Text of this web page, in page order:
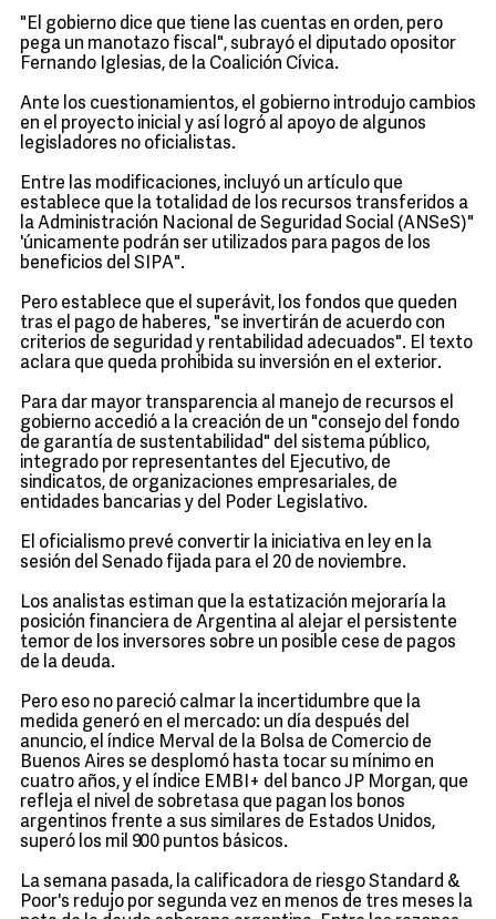
"El gobierno dice que tiene las cuentas en orden, pero
pega un manotazo fiscal", subrayó el diputado opositor
Fernando Iglesias, de la Coalición Cívica.
Ante los cuestionamientos, el gobierno introdujo cambios
en el proyecto inicial y así logró al apoyo de algunos
legisladores no oficialistas.
Entre las modificaciones, incluyó un artículo que
establece que la totalidad de los recursos transferidos a
la Administración Nacional de Seguridad Social (ANSeS)"
'únicamente podrán ser utilizados para pagos de los
beneficios del SIPA".
Pero establece que el superávit, los fondos que queden
tras el pago de haberes, "se invertirán de acuerdo con
criterios de seguridad y rentabilidad adecuados". El texto
aclara que queda prohibida su inversión en el exterior.
Para dar mayor transparencia al manejo de recursos el
gobierno accedió a la creación de un "consejo del fondo
de garantía de sustentabilidad" del sistema público,
integrado por representantes del Ejecutivo, de
sindicatos, de organizaciones empresariales, de
entidades bancarias y del Poder Legislativo.
El oficialismo prevé convertir la iniciativa en ley en la
sesión del Senado fijada para el 20 de noviembre.
Los analistas estiman que la estatización mejoraría la
posición financiera de Argentina al alejar el persistente
temor de los inversores sobre un posible cese de pagos
de la deuda.
Pero eso no pareció calmar la incertidumbre que la
medida generó en el mercado: un día después del
anuncio, el índice Merval de la Bolsa de Comercio de
Buenos Aires se desplomó hasta tocar su mínimo en
cuatro años, y el índice EMBI+ del banco JP Morgan, que
refleja el nivel de sobretasa que pagan los bonos
argentinos frente a sus similares de Estados Unidos,
superó los mil 900 puntos básicos.
La semana pasada, la calificadora de riesgo Standard &
Poor's redujo por segunda vez en menos de tres meses la